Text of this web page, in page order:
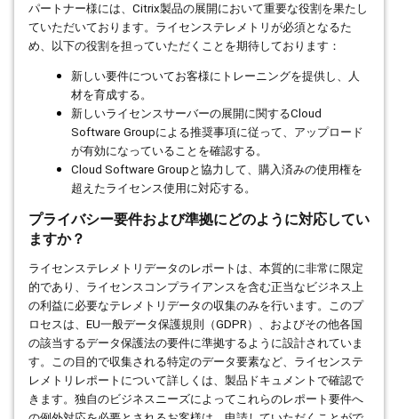
パートナー様には、 Citrix製品の展開において重要な役割を果たし
ていただいております。ライセンステレメトリが必須となるた
め、以下の役割を担っていただくことを期待しております：
新しい要件についてお客様にトレーニングを提供し、人
材を育成する。
新しいライセンスサーバーの展開に関するCloud
Software Groupによる推奨事項に従って、アップロード
が有効になっていることを確認する。
Cloud Software Group と協力して、購入済みの使用権を
超えたライセンス使用に対応する。
プライバシー要件および準拠にどのように対応してい
ますか？
ライセンステレメトリデータのレポートは、本質的に非常に限定
的であり、ライセンスコンプライアンスを含む正当なビジネス上
の利益に必要なテレメトリデータの収集のみを行います。このプ
ロセスは、 EU一般データ保護規則（GDPR ）、およびその他各国
の該当するデータ保護法の要件に準拠するように設計されていま
す。この目的で収集される特定のデータ要素など、ライセンステ
レメトリレポートについて詳しくは、製品ドキュメントで確認で
きます。独自のビジネスニーズによってこれらのレポート要件へ